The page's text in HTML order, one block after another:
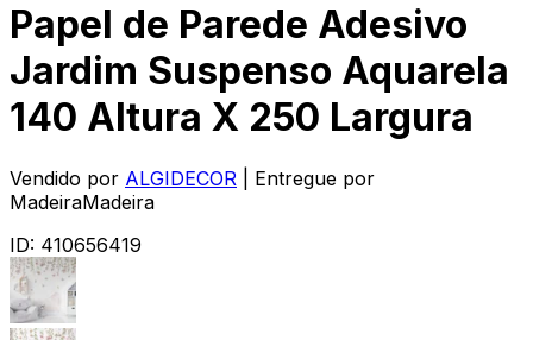
Papel de Parede Adesivo
Jardim Suspenso Aquarela
140 Altura X 250 Largura
Vendido por ALGIDECOR
| Entregue por
MadeiraMadeira
ID: 410656419